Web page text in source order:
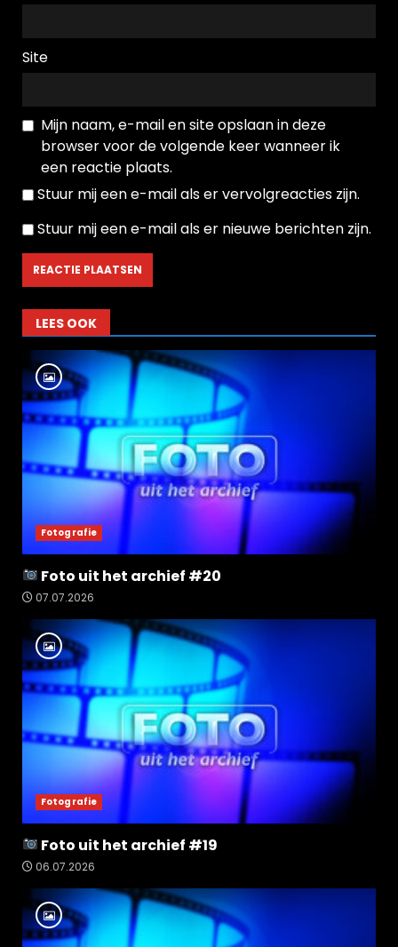
Site
Mijn naam, e-mail en site opslaan in deze
browser voor de volgende keer wanneer ik
een reactie plaats.
Stuur mij een e-mail als er vervolgreacties zijn.
Stuur mij een e-mail als er nieuwe berichten zijn.
LEES OOK
Fotografie
Foto uit het archief #20
07.07.2026
Fotografie
Foto uit het archief #19
06.07.2026